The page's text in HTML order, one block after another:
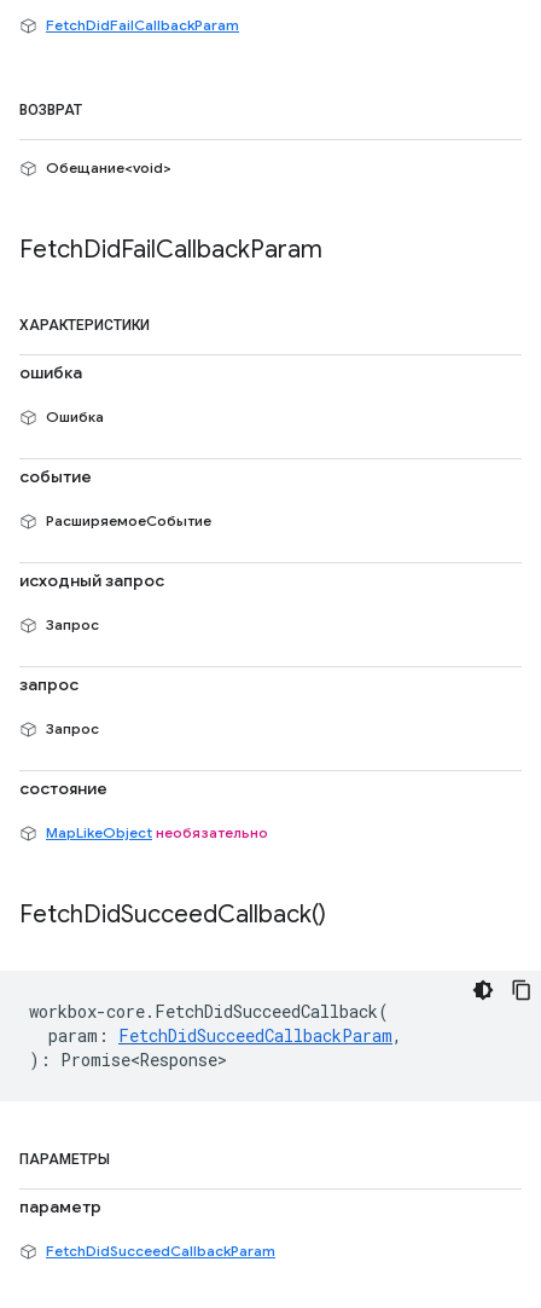
FetchDidFailCallbackParam
ВОЗВРАТ
Обещание<void>
FetchDidFailCallbackParam
ХАРАКТЕРИСТИКИ
ошибка
Ошибка
событие
РасширяемоеСобытие
исходный запрос
Запрос
запрос
Запрос
состояние
MapLikeObject необязательно
FetchDidSucceedCallback()
workbox-core. FetchDidSucceedCallback(
param : FetchDidSucceedCallbackParam,
) : Promise<Response>
ПАРАМЕТРЫ
параметр
FetchDidSucceedCallbackParam